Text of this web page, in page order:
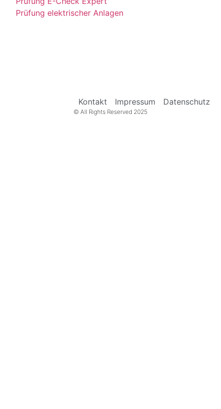
Prüfung elektrischer Anlagen
Kontakt Impressum Datenschutz
© All Rights Reserved 2025